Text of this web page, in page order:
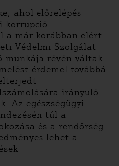
ahol előrelépés
korrupció
a már korábban elért
Védelmi Szolgálat
munkája révén váltak
érdemel továbbá
irányuló
Az egészségügyi
túl a
és a rendőrség
lehet a